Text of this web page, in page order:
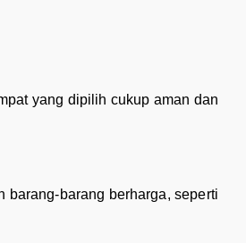
yang dipilih cukup aman dan
barang-barang berharga, seperti